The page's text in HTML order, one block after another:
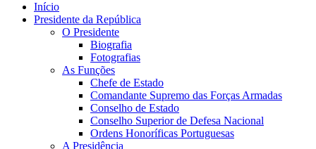
Início
Presidente da República
O Presidente
Biografia
Fotografias
As Funções
Chefe de Estado
Comandante Supremo das Forças Armadas
Conselho de Estado
Conselho Superior de Defesa Nacional
Ordens Honoríficas Portuguesas
A Presidência